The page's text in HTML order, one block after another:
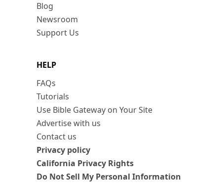
Blog
Newsroom
Support Us
HELP
FAQs
Tutorials
Use Bible Gateway on Your Site
Advertise with us
Contact us
Privacy policy
California Privacy Rights
Do Not Sell My Personal Information